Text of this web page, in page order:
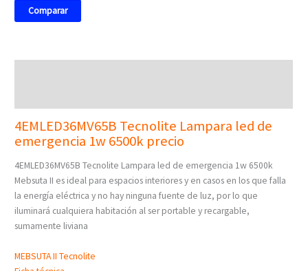
Comparar
4EMLED36MV65B Tecnolite Lampara led de
emergencia 1w 6500k precio
4EMLED36MV65B Tecnolite Lampara led de emergencia 1w 6500k
Mebsuta II es ideal para espacios interiores y en casos en los que falla
la energía eléctrica y no hay ninguna fuente de luz, por lo que
iluminará cualquiera habitación al ser portable y recargable,
sumamente liviana
MEBSUTA II Tecnolite